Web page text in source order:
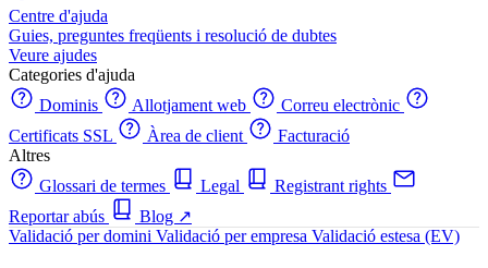
Centre d'ajuda
Guies, preguntes freqüents i resolució de dubtes
Veure ajudes
Categories d'ajuda
Dominis
Allotjament web
Correu electrònic
Certificats SSL
Àrea de client
Facturació
Altres
Glossari de termes
Legal
Registrant rights
Reportar abús
Blog ↗
Validació per domini Validació per empresa Validació estesa (EV)